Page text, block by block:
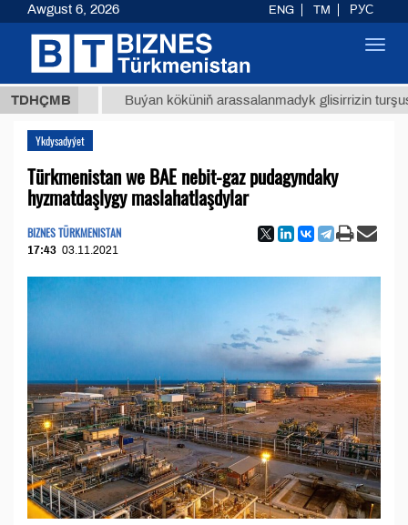
TDHÇMB
ТМТ Buýan köküniň arassalanmadyk glisirrizin turşusy (t.)
Ykdysadyýet
Türkmenistan we BAE nebit-gaz pudagyndaky
hyzmatdaşlygy maslahatlaşdylar
BIZNES TÜRKMENISTAN
17:43 03.11.2021
Awgust 6, 2026 ENG TM РУС